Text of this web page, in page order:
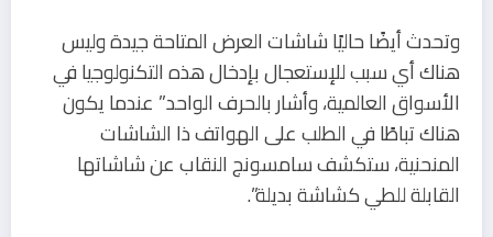
وتحدث أيضًا حاليًا شاشات العرض المتاحة جيدة وليس
هناك أي سبب للإستعجال بإدخال هذه التكنولوجيا في
الأسواق العالمية، وأشار بالحرف الواحد” عندما يكون
هناك تباطًا في الطلب على الهواتف ذا الشاشات
المنحنية، ستكشف سامسونج النقاب عن شاشاتها
القابلة للطي كشاشة بديلة”.